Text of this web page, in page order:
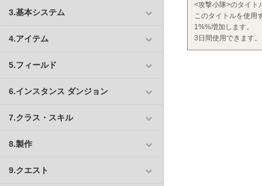
3.基本システム
4.アイテム
5.フィールド
6.インスタンス ダンジョン
7.クラス・スキル
8.製作
9.クエスト
<攻撃小隊>のタイト
このタイトルを使用
1%%増加します。
3日間使用できます。